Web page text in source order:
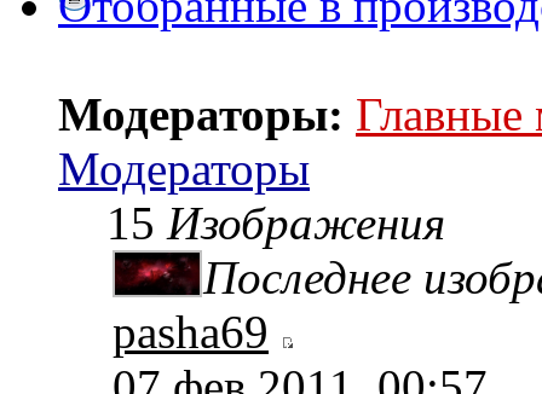
Модераторы: Главные
Модераторы
15 Изображения
Последнее
pasha69